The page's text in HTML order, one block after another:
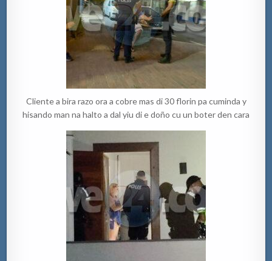
Cliente a bira razo ora a cobre mas di 30 florin pa cuminda y
hisando man na halto a dal yiu di e doño cu un boter den cara